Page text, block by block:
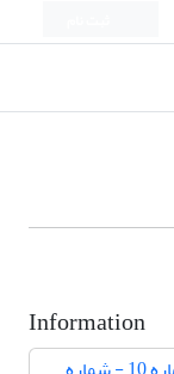
Information